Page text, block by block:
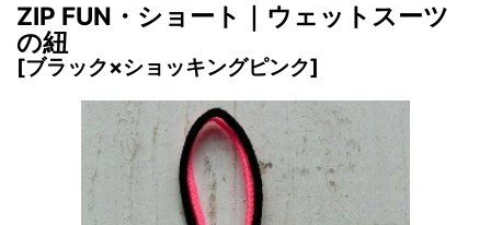
ZIP FUN・ショート｜ウェットスーツ
の紐
[ブラック×ショッキングピンク]